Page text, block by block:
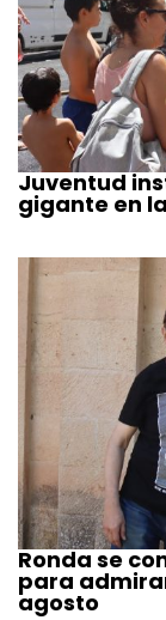
Juventud
gigante en
Ronda se
para
agosto